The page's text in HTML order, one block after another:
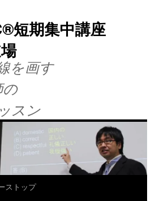
短期集中講座
を画す
の
スン
ストップ